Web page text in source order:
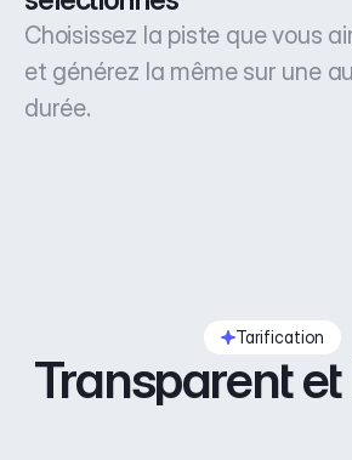
Choisissez la piste que vous
et générez la même sur une
durée.
Tarification
Transparent